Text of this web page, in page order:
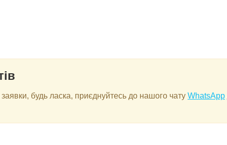
будь ласка, приєднуйтесь до нашого чату WhatsApp